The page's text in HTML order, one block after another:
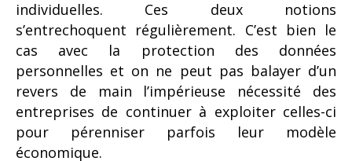
individuelles. Ces deux notions
s’entrechoquent régulièrement. C’est bien le
cas avec la protection des données
personnelles et on ne peut pas balayer d’un
revers de main l’impérieuse nécessité des
entreprises de continuer à exploiter celles-ci
pour pérenniser parfois leur modèle
économique.